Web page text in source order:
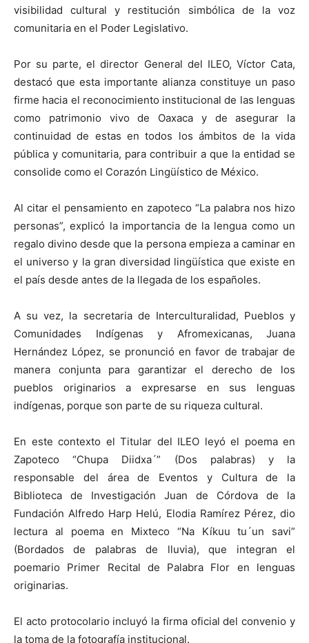
visibilidad cultural y restitución simbólica de la voz
comunitaria en el Poder Legislativo.
Por su parte, el director General del ILEO, Víctor Cata,
destacó que esta importante alianza constituye un paso
firme hacia el reconocimiento institucional de las lenguas
como patrimonio vivo de Oaxaca y de asegurar la
continuidad de estas en todos los ámbitos de la vida
pública y comunitaria, para contribuir a que la entidad se
consolide como el Corazón Lingüístico de México.
Al citar el pensamiento en zapoteco “La palabra nos hizo
personas”, explicó la importancia de la lengua como un
regalo divino desde que la persona empieza a caminar en
el universo y la gran diversidad lingüística que existe en
el país desde antes de la llegada de los españoles.
A su vez, la secretaria de Interculturalidad, Pueblos y
Comunidades Indígenas y Afromexicanas, Juana
Hernández López, se pronunció en favor de trabajar de
manera conjunta para garantizar el derecho de los
pueblos originarios a expresarse en sus lenguas
indígenas, porque son parte de su riqueza cultural.
En este contexto el Titular del ILEO leyó el poema en
Zapoteco “Chupa Diidxa´” (Dos palabras) y la
responsable del área de Eventos y Cultura de la
Biblioteca de Investigación Juan de Córdova de la
Fundación Alfredo Harp Helú, Elodia Ramírez Pérez, dio
lectura al poema en Mixteco “Na Kíkuu tu´un savi”
(Bordados de palabras de lluvia), que integran el
poemario Primer Recital de Palabra Flor en lenguas
originarias.
El acto protocolario incluyó la firma oficial del convenio y
la toma de la fotografía institucional.